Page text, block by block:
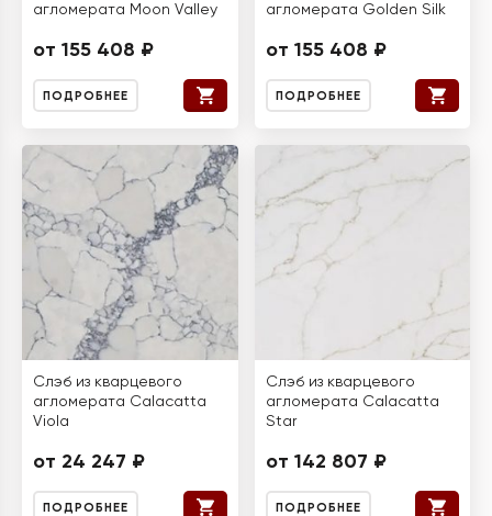
агломерата Moon Valley
от 155 408 ₽
ПОДРОБНЕЕ
агломерата Golden Silk
от 155 408 ₽
ПОДРОБНЕЕ
Слэб из кварцевого
агломерата Calacatta
Viola
от 24 247 ₽
ПОДРОБНЕЕ
Слэб из кварцевого
агломерата Calacatta
Star
от 142 807 ₽
ПОДРОБНЕЕ